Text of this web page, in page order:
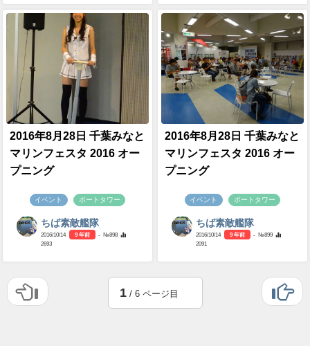
2016年8月28日 千葉みなと
マリンフェスタ 2016 オー
プニング
イベント ポートタワー
ちば素敵艦隊
2016/10/14 9 年前
- №898
2693
2016年8月28日 千葉みなと
マリンフェスタ 2016 オー
プニング
イベント ポートタワー
ちば素敵艦隊
2016/10/14 9 年前
- №899
2091
1/ 6 ページ目